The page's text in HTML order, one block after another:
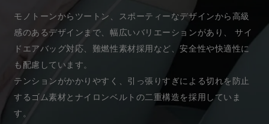
モノトーンからツートン、スポーティーなデザインから高級
感のあるデザインまで、幅広いバリエーションがあり、 サイ
ドエアバッグ対応、難燃性素材採用など、安全性や快適性に
も配慮しています。
テンションがかかりやすく、引っ張りすぎによる切れを防止
するゴム素材とナイロンベルトの二重構造を採用していま
す。